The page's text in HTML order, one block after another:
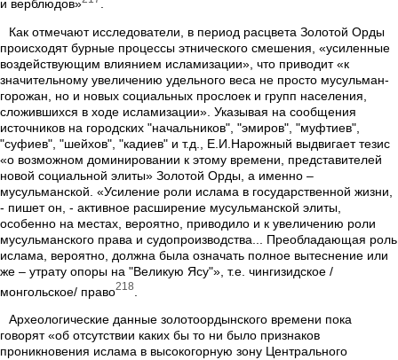
и верблюдов»
Как отмечают исследователи, в период расцвета Золотой Орды
происходят бурные процессы этнического смешения, «усиленные
воздействующим влиянием исламизации», что приводит «к
значительному увеличению удельного веса не просто мусульман-
горожан, но и новых социальных прослоек и групп населения,
сложившихся в ходе исламизации». Указывая на сообщения
источников на городских "начальников", "эмиров", "муфтиев",
"суфиев", "шейхов", "кадиев" и т.д., Е.И.Нарожный выдвигает тезис
«о возможном доминировании к этому времени, представителей
новой социальной элиты» Золотой Орды, а именно –
мусульманской. «Усиление роли ислама в государственной жизни,
- пишет он, - активное расширение мусульманской элиты,
особенно на местах, вероятно, приводило и к увеличению роли
мусульманского права и судопроизводства... Преобладающая роль
ислама, вероятно, должна была означать полное вытеснение или
же – утрату опоры на "Великую Ясу"», т.е. чингизидское /
монгольское/ право218
Археологические данные золотоордынского времени пока
говорят «об отсутствии каких бы то ни было признаков
проникновения ислама в высокогорную зону Центрального